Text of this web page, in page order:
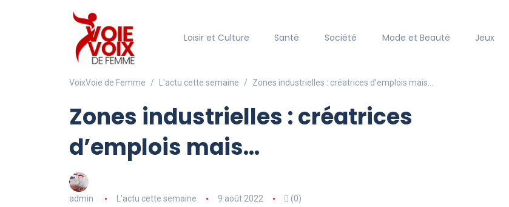
Loisir et Culture Santé Société Mode et Beauté Jeux
VoixVoie de Femme L'actu cette semaine Zones industrielles : créatrices d’emplois mais…
Zones industrielles : créatrices
d’emplois mais…
admin L'actu cette semaine 9 août 2022 (0)